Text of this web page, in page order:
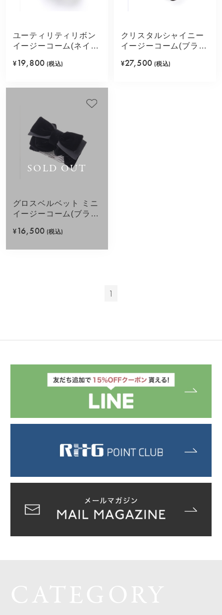
ユーティリティリボン
イージーコーム(ネイビ
¥ 19,800 (税込)
クリスタルシャイニー
イージーコーム(ブラウ
¥27,500 (税込)
SOLD OUT
グロスベルベット ミニ
イージーコーム(ブラッ
¥ 16,500 (税込)
1